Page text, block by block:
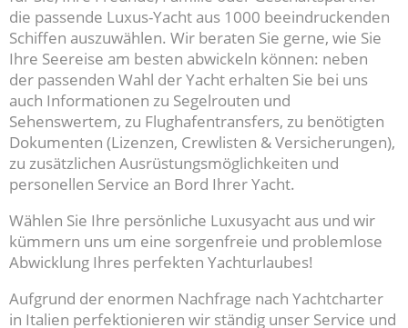
die passende Luxus-Yacht aus 1000 beeindruckenden
Schiffen auszuwählen. Wir beraten Sie gerne, wie Sie
Ihre Seereise am besten abwickeln können: neben
der passenden Wahl der Yacht erhalten Sie bei uns
auch Informationen zu Segelrouten und
Sehenswertem, zu Flughafentransfers, zu benötigten
Dokumenten (Lizenzen, Crewlisten & Versicherungen),
zu zusätzlichen Ausrüstungsmöglichkeiten und
personellen Service an Bord Ihrer Yacht.
Wählen Sie Ihre persönliche Luxusyacht aus und wir
kümmern uns um eine sorgenfreie und problemlose
Abwicklung Ihres perfekten Yachturlaubes!
Aufgrund der enormen Nachfrage nach Yachtcharter
in Italien perfektionieren wir ständig unser Service und